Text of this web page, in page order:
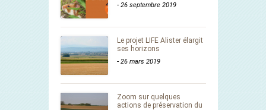
- 26 septembre 2019
Le projet LIFE Alister élargit
ses horizons
- 26 mars 2019
Zoom sur quelques
actions de préservation du